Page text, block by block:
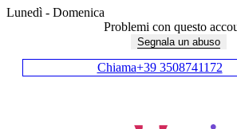
Lunedì - Domenica
Problemi con questo
Segnala un abuso
Chiama+39 3508741172